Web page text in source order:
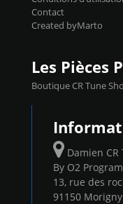
Contact
Created byMarto
Les Pièces
Boutique CR Tune
Damien CR
By O2
13, rue des
91150